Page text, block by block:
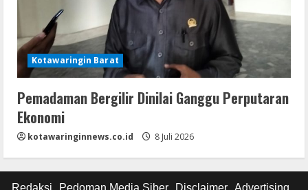
Kotawaringin Barat
Pemadaman Bergilir Dinilai Ganggu Perputaran
Ekonomi
kotawaringinnews.co.id 8 Juli 2026
Redaksi Pedoman Media Siber Disclaimer Advertising